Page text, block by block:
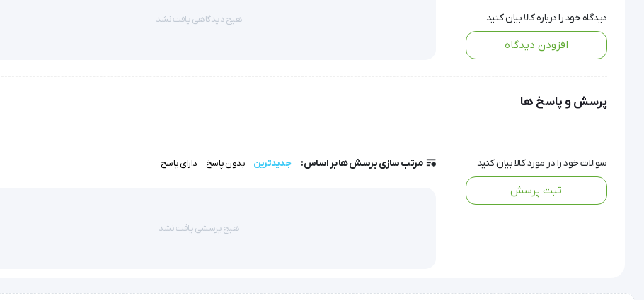
این ترازو با نمایشگر LCD رنگی آبی و عملکرد لمسی، تجربه‌ای نوین از کنترل وزن و تحلیل ترکیبات بدن را برای کاربران خانگی یا محیط‌های حرفه‌ای
فراهم می‌کند.
دیدگاه خود را درباره کالا بیان کنید
افزودن دیدگاه
هیچ دیدگاهی یافت نشد
پرسش و پاسخ ها
سوالات خود را در مورد کالا بیان کنید
ثبت پرسش
مرتب سازی پرسش ها بر اساس: جدیدترین بدون پاسخ دارای پاسخ
هیچ پرسشی یافت نشد